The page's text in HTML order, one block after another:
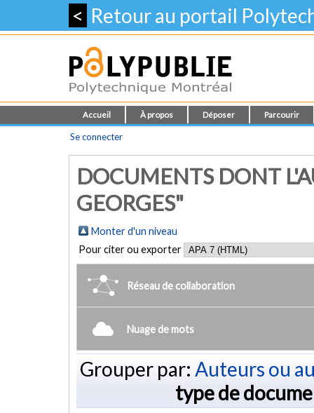
< Retour au portail
Accueil À propos Déposer Parcourir
Se connecter
DOCUMENTS DONT
GEORGES"
Monter d'un niveau
Pour citer ou exporter
Réseau de collaboration
Nuage de mots
Grouper par: Auteurs ou
type de